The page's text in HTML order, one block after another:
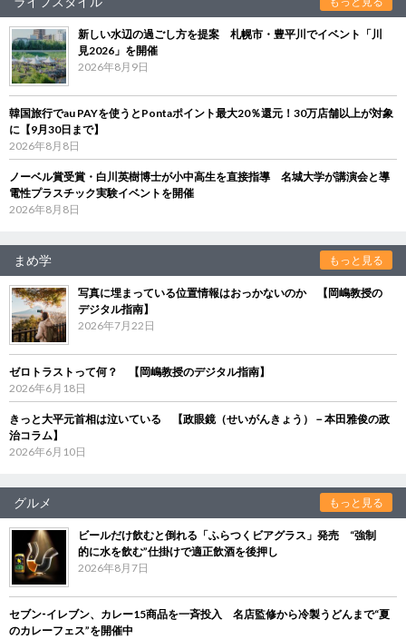
新しい水辺の過ごし方を提案 札幌市・豊平川でイベント「川
見2026」を開催
2026年8月9日
韓国旅行でau PAYを使うとPontaポイント最大20％還元！30万店舗以上が対象
に【9月30日まで】
2026年8月8日
ノーベル賞受賞・白川英樹博士が小中高生を直接指導 名城大学が講演会と導
電性プラスチック実験イベントを開催
2026年8月8日
まめ学 もっと見る
写真に埋まっている位置情報はおっかないのか 【岡嶋教授の
デジタル指南】
2026年7月22日
ゼロトラストって何？ 【岡嶋教授のデジタル指南】
2026年6月18日
きっと大平元首相は泣いている 【政眼鏡（せいがんきょう）－本田雅俊の政
治コラム】
2026年6月10日
グルメ もっと見る
ビールだけ飲むと倒れる「ふらつくビアグラス」発売 “強制
的に水を飲む”仕掛けで適正飲酒を後押し
2026年8月7日
セブン‐イレブン、カレー15商品を一斉投入 名店監修から冷製うどんまで“夏
のカレーフェス”を開催中